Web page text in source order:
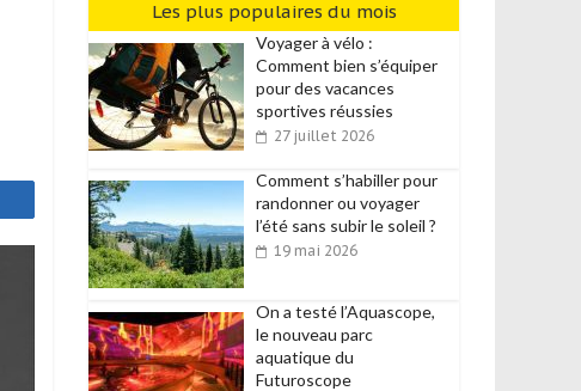
Les plus populaires du mois
Voyager à vélo :
Comment bien s’équiper
pour des vacances
sportives réussies
27 juillet 2026
Comment s’habiller pour
randonner ou voyager
l’été sans subir le soleil ?
19 mai 2026
On a testé l’Aquascope,
le nouveau parc
aquatique du
Futuroscope